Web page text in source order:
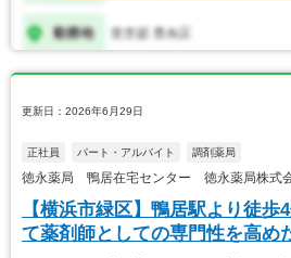
更新日：2026年6月29日
正社員 パート・アルバイト 調剤薬局
徳永薬局 鴨居在宅センター 徳永薬局株式
【横浜市緑区】鴨居駅より徒歩
て薬剤師としての専門性を高め